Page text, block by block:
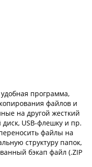
программа,
файлов и
на другой жесткий
USB-флешку и пр.
файлы на
структуру папок,
бэкап файл (.ZIP